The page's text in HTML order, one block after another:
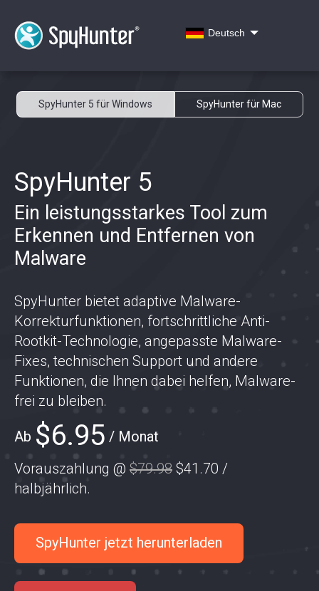
SpyHunter 5 für Windows SpyHunter für Mac
SpyHunter 5
Ein leistungsstarkes Tool zum
Erkennen und Entfernen von
Malware
SpyHunter bietet adaptive Malware-
Korrekturfunktionen, fortschrittliche Anti-
Rootkit-Technologie, angepasste Malware-
Fixes, technischen Support und andere
Funktionen, die Ihnen dabei helfen, Malware-
frei zu bleiben.
Ab $6.95 / Monat
Vorauszahlung @ $79.98 $41.70 /
halbjährlich.
SpyHunter jetzt herunterladen
Deutsch